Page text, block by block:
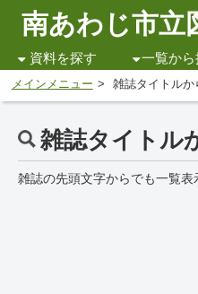
南あわじ市立
資料を探す 一覧から
メインメニュー 雑誌タイトルか
雑誌タイトル
雑誌の先頭文字からでも一覧表